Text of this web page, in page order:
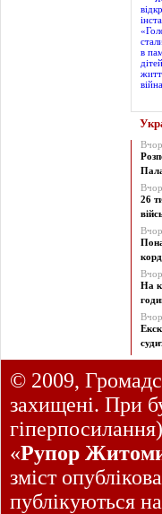
26
На
© 2009,
захищені. При
«Рупор
зміст
публікуються